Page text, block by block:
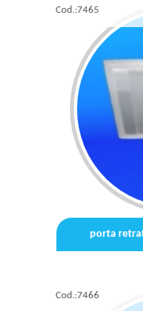
Cod.:7465
porta
Cod.:7466